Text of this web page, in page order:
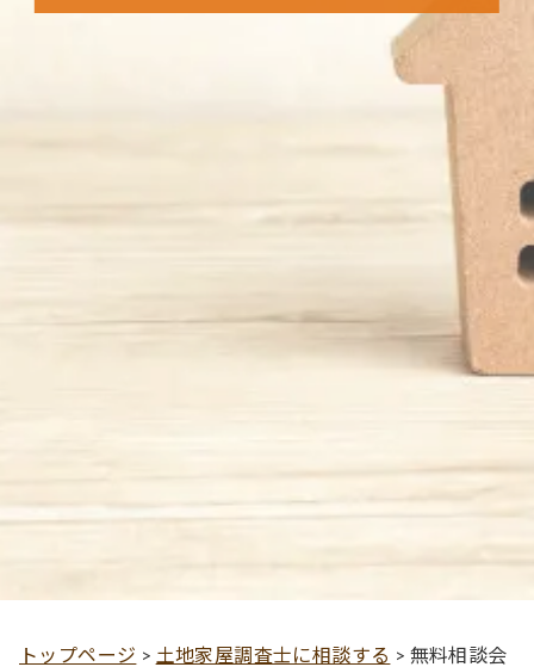
トップページ > 土地家屋調査士に相談する > 無料相談会